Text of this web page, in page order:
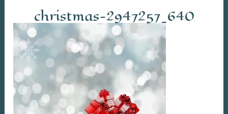
christmas-2947257_640